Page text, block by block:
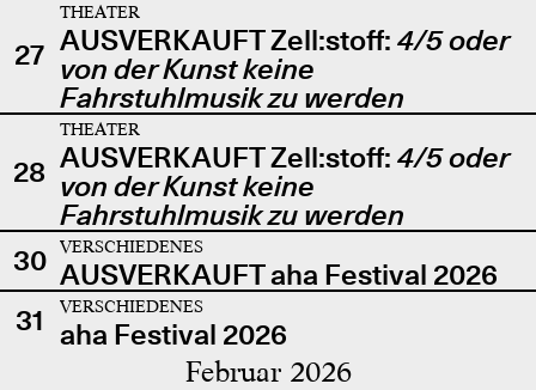
27
THEATER
AUSVERKAUFT Zell:stoff: 4/5 oder
von der Kunst keine
Fahrstuhlmusik zu werden
28
THEATER
AUSVERKAUFT Zell:stoff: 4/5 oder
von der Kunst keine
Fahrstuhlmusik zu werden
30
VERSCHIEDENES
AUSVERKAUFT aha Festival 2026
31
VERSCHIEDENES
aha Festival 2026
Februar 2026